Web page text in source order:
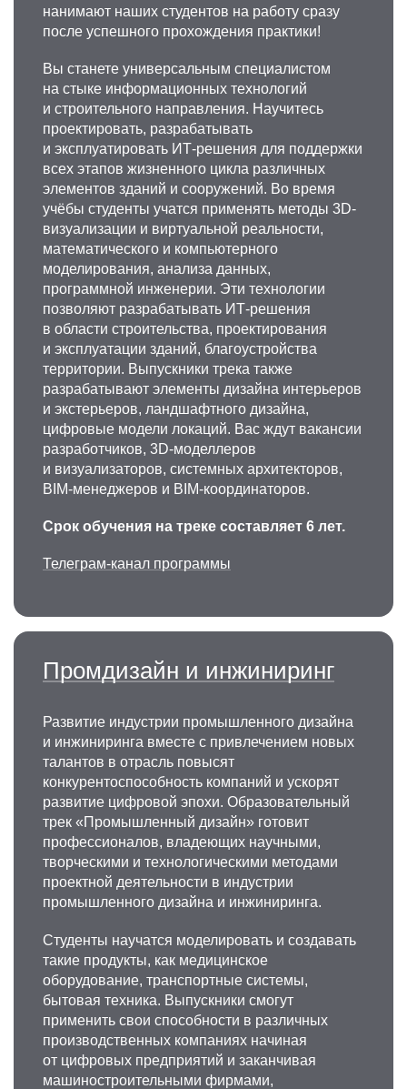
нанимают наших студентов на работу сразу
после успешного прохождения практики!
Вы станете универсальным специалистом
на стыке информационных технологий
и строительного направления. Научитесь
проектировать, разрабатывать
и эксплуатировать ИТ-решения для поддержки
всех этапов жизненного цикла различных
элементов зданий и сооружений. Во время
учёбы студенты учатся применять методы 3D-
визуализации и виртуальной реальности,
математического и компьютерного
моделирования, анализа данных,
программной инженерии. Эти технологии
позволяют разрабатывать ИТ-решения
в области строительства, проектирования
и эксплуатации зданий, благоустройства
территории. Выпускники трека также
разрабатывают элементы дизайна интерьеров
и экстерьеров, ландшафтного дизайна,
цифровые модели локаций. Вас ждут вакансии
разработчиков, 3D-моделлеров
и визуализаторов, системных архитекторов,
BIM-менеджеров и BIM-координаторов.
Срок обучения на треке составляет 6 лет.
Телеграм-канал программы
Промдизайн и инжиниринг
Развитие индустрии промышленного дизайна
и инжиниринга вместе с привлечением новых
талантов в отрасль повысят
конкурентоспособность компаний и ускорят
развитие цифровой эпохи. Образовательный
трек «Промышленный дизайн» готовит
профессионалов, владеющих научными,
творческими и технологическими методами
проектной деятельности в индустрии
промышленного дизайна и инжиниринга.
Студенты научатся моделировать и создавать
такие продукты, как медицинское
оборудование, транспортные системы,
бытовая техника. Выпускники смогут
применить свои способности в различных
производственных компаниях начиная
от цифровых предприятий и заканчивая
машиностроительными фирмами,